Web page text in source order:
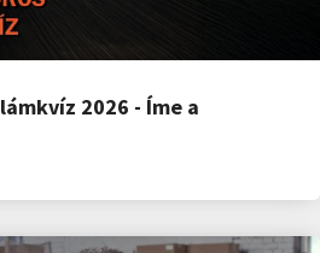
2026 - Íme a